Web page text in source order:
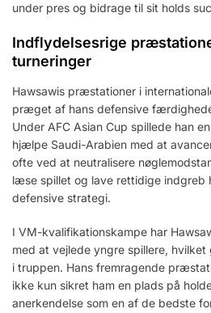
under pres og bidrage til sit holds
Indflydelsesrige
turneringer
Hawsawis præstationer i
præget af hans defensive
Under AFC Asian Cup spillede han
hjælpe Saudi-Arabien med at
ofte ved at neutralisere
læse spillet og lave rettidige
defensive strategi.
I VM-kvalifikationskampe har
med at vejlede yngre spillere,
i truppen. Hans fremragende
ikke kun sikret ham en plads på
anerkendelse som en af de bedste